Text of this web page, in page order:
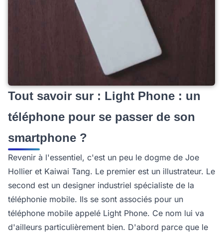
Tout savoir sur : Light Phone : un
téléphone pour se passer de son
smartphone ?
Revenir à l'essentiel, c'est un peu le dogme de Joe
Hollier et Kaiwai Tang. Le premier est un illustrateur. Le
second est un designer industriel spécialiste de la
téléphonie mobile. Ils se sont associés pour un
téléphone mobile appelé Light Phone. Ce nom lui va
d'ailleurs particulièrement bien. D'abord parce que le